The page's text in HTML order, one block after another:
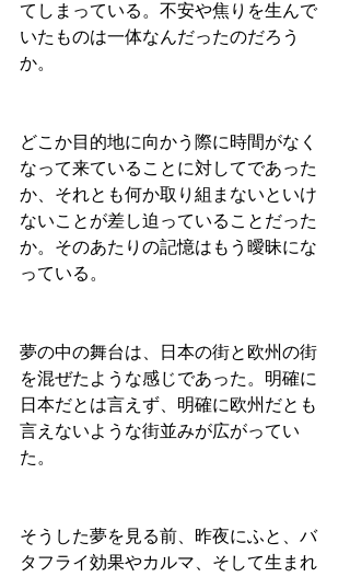
てしまっている。不安や焦りを生んで
いたものは一体なんだったのだろう
か。
どこか目的地に向かう際に時間がなく
なって来ていることに対してであった
か、それとも何か取り組まないといけ
ないことが差し迫っていることだった
か。そのあたりの記憶はもう曖昧にな
っている。
夢の中の舞台は、日本の街と欧州の街
を混ぜたような感じであった。明確に
日本だとは言えず、明確に欧州だとも
言えないような街並みが広がってい
た。
そうした夢を見る前、昨夜にふと、バ
タフライ効果やカルマ、そして生まれ